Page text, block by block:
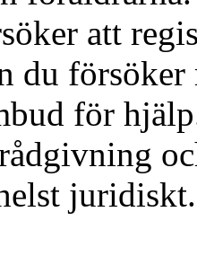
att
du
för
juridiskt.